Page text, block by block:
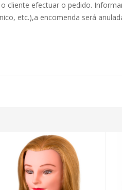
efectuar o pedido.
etc.),a encomenda será